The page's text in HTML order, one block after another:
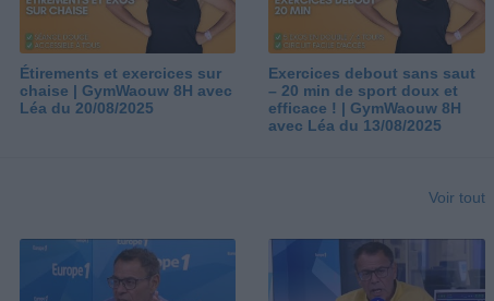
Étirements et exercices sur
chaise | GymWaouw 8H avec
Léa du 20/08/2025
Exercices debout sans saut
– 20 min de sport doux et
efficace ! | GymWaouw 8H
avec Léa du 13/08/2025
Voir tout